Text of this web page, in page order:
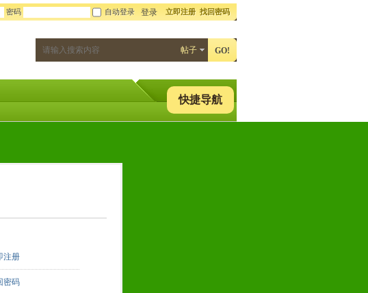
密码 自动登录 登录 立即注册 找回密码
帖子 GO!
快捷导航
注册
密码